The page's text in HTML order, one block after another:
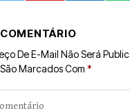
De E-Mail Não Será
Marcados Com *